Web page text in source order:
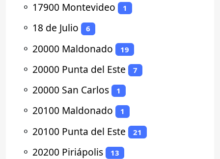
⚬ 17900 Montevideo 1
⚬ 18 de Julio 6
⚬ 20000 Maldonado 19
⚬ 20000 Punta del Este 7
⚬ 20000 San Carlos 1
⚬ 20100 Maldonado 1
⚬ 20100 Punta del Este 21
⚬ 20200 Piriápolis 13